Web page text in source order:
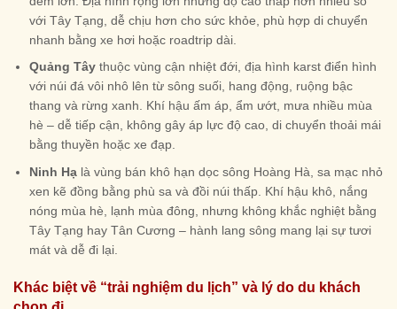
với Tây Tạng, dễ chịu hơn cho sức khỏe, phù hợp di chuyển
nhanh bằng xe hơi hoặc roadtrip dài.
Quảng Tây thuộc vùng cận nhiệt đới, địa hình karst điển hình
với núi đá vôi nhô lên từ sông suối, hang động, ruộng bậc
thang và rừng xanh. Khí hậu ấm áp, ẩm ướt, mưa nhiều mùa
hè – dễ tiếp cận, không gây áp lực độ cao, di chuyển thoải mái
bằng thuyền hoặc xe đạp.
Ninh Hạ là vùng bán khô hạn dọc sông Hoàng Hà, sa mạc nhỏ
xen kẽ đồng bằng phù sa và đồi núi thấp. Khí hậu khô, nắng
nóng mùa hè, lạnh mùa đông, nhưng không khắc nghiệt bằng
Tây Tạng hay Tân Cương – hành lang sông mang lại sự tươi
mát và dễ đi lại.
Khác biệt về “trải nghiệm du lịch” và lý do du khách